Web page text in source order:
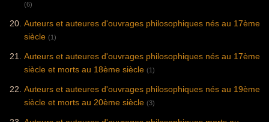
(6)
Auteurs et auteures d'ouvrages philosophiques nés au 17ème
siècle (1)
Auteurs et auteures d'ouvrages philosophiques nés au 17ème
siècle et morts au 18ème siècle (1)
Auteurs et auteures d'ouvrages philosophiques nés au 19ème
siècle et morts au 20ème siècle (3)